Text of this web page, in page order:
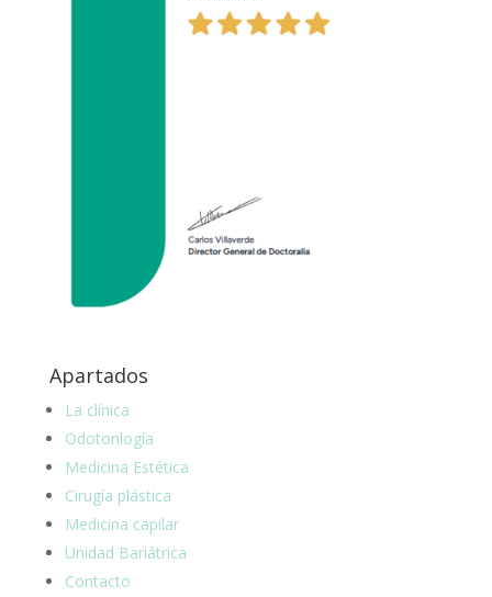
Apartados
La clínica
Odotonlogía
Medicina Estética
Cirugía plástica
Medicina capilar
Unidad Bariátrica
Contacto